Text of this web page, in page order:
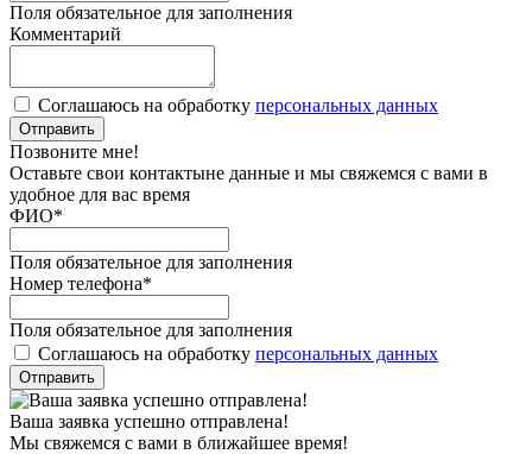
Поля обязательное для заполнения
Комментарий
Соглашаюсь на обработку персональных данных
Отправить
Позвоните мне!
Оставьте свои контактыне данные и мы свяжемся с вами в
удобное для вас время
ФИО*
Поля обязательное для заполнения
Номер телефона*
Поля обязательное для заполнения
Соглашаюсь на обработку персональных данных
Отправить
Ваша заявка успешно отправлена!
Мы свяжемся с вами в ближайшее время!